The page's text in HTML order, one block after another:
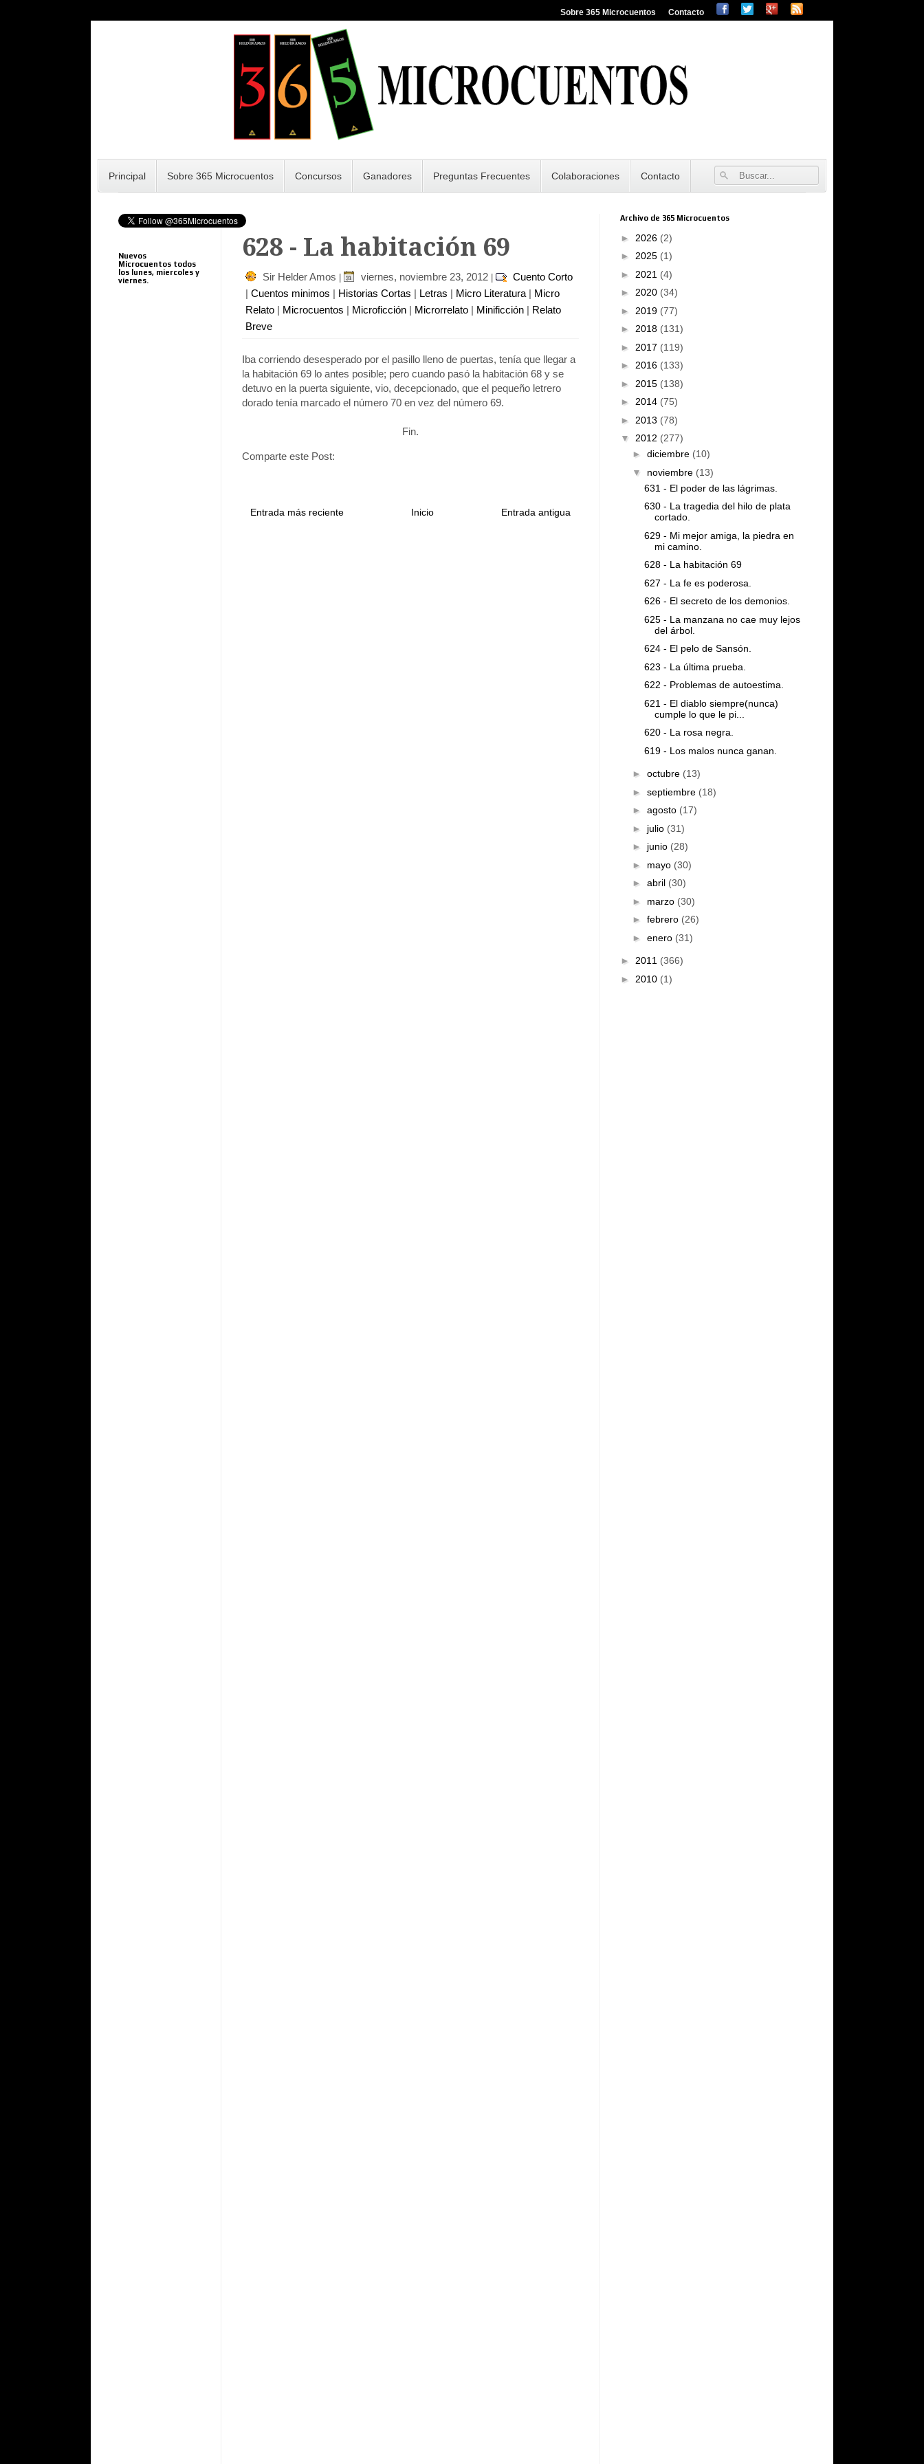
Sobre 365 Microcuentos Contacto
Principal Sobre 365 Microcuentos Concursos Ganadores Preguntas Frecuentes Colaboraciones Contacto
628 - La habitación 69
Sir Helder Amos viernes, noviembre 23, 2012
Cuento Corto
| Cuentos minimos | Historias Cortas | Letras | Micro Literatura | Micro
Relato | Microcuentos | Microficción | Microrrelato | Minificción | Relato
Breve
Iba corriendo desesperado por el pasillo lleno de puertas, tenía que llegar a
la habitación 69 lo antes posible; pero cuando pasó la habitación 68 y se
detuvo en la puerta siguiente, vio, decepcionado, que el pequeño letrero
dorado tenía marcado el número 70 en vez del número 69.
Fin.
Comparte este Post:
Entrada más reciente Entrada antigua
Inicio
Nuevos
Microcuentos todos
los lunes, miercoles y
viernes.
Archivo de 365 Microcuentos
► 2026 (2)
► 2025 (1)
► 2021 (4)
► 2020 (34)
► 2019 (77)
► 2018 (131)
► 2017 (119)
► 2016 (133)
► 2015 (138)
► 2014 (75)
► 2013 (78)
▼ 2012 (277)
► diciembre (10)
▼ noviembre (13)
631 - El poder de las lágrimas.
630 - La tragedia del hilo de plata
cortado.
629 - Mi mejor amiga, la piedra en
mi camino.
628 - La habitación 69
627 - La fe es poderosa.
626 - El secreto de los demonios.
625 - La manzana no cae muy lejos
del árbol.
624 - El pelo de Sansón.
623 - La última prueba.
622 - Problemas de autoestima.
621 - El diablo siempre(nunca)
cumple lo que le pi...
620 - La rosa negra.
619 - Los malos nunca ganan.
► octubre (13)
► septiembre (18)
► agosto (17)
► julio (31)
► junio (28)
► mayo (30)
► abril (30)
► marzo (30)
► febrero (26)
► enero (31)
► 2011 (366)
► 2010 (1)